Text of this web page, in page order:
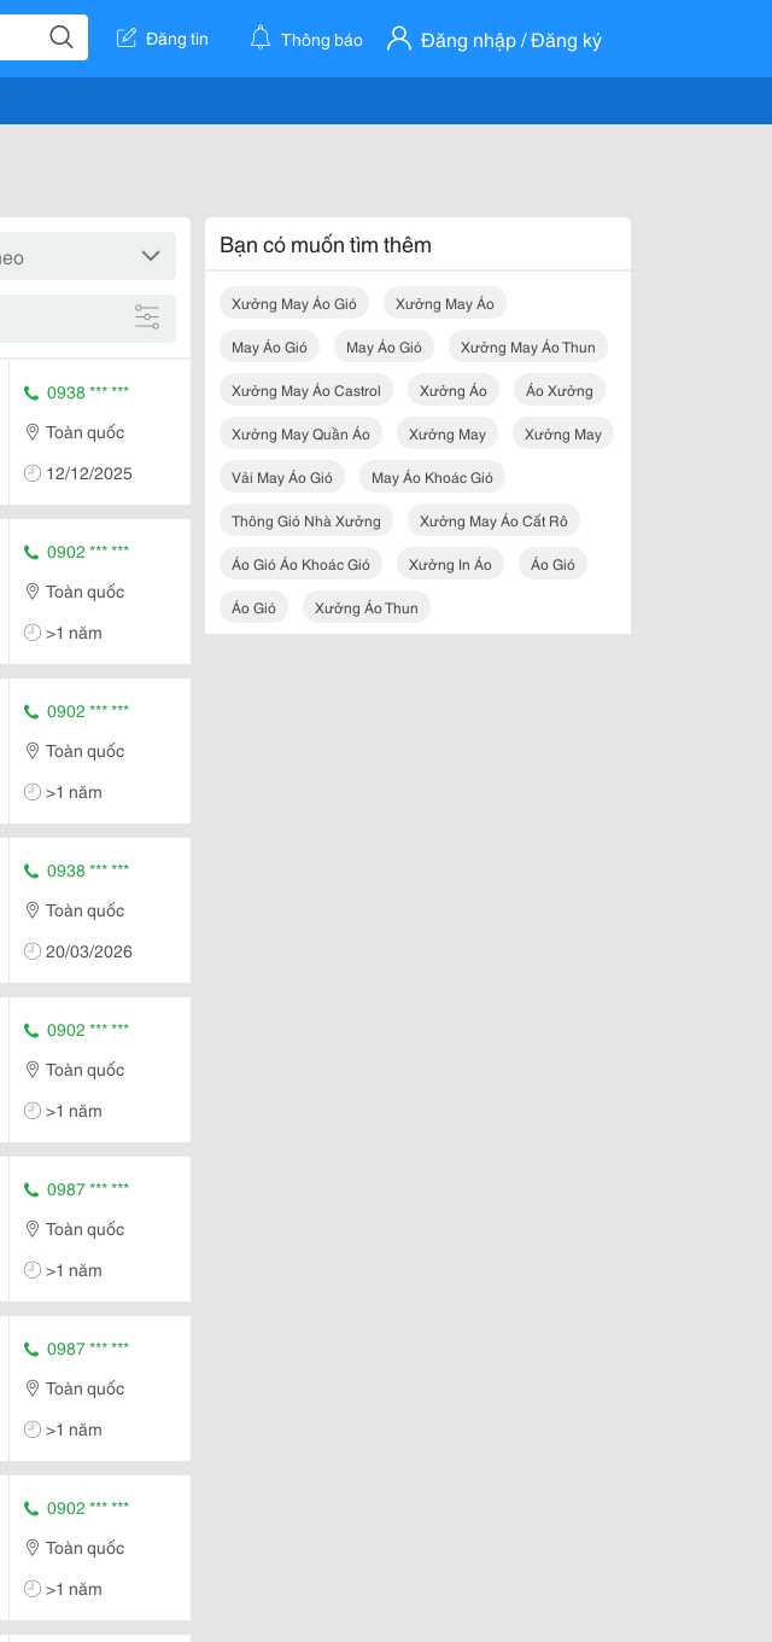
Đăng tin Thông báo Đăng nhập / Đăng ký
0938 *** ***
Toàn quốc
12/12/2025
0902 *** ***
Toàn quốc
>1 năm
0902 *** ***
Toàn quốc
>1 năm
0938 *** ***
Toàn quốc
20/03/2026
0902 *** ***
Toàn quốc
>1 năm
0987 *** ***
Toàn quốc
>1 năm
0987 *** ***
Toàn quốc
>1 năm
0902 *** ***
Toàn quốc
>1 năm
Bạn có muốn tìm thêm
Xưởng May Áo Gió Xưởng May Áo
May Áo Gió May Áo Gió Xưởng May Áo Thun
Xưởng May Áo Castrol Xưởng Áo Áo Xưởng
Xưởng May Quần Áo Xưởng May Xưởng May
Vải May Áo Gió May Áo Khoác Gió
Thông Gió Nhà Xưởng Xưởng May Áo Cất Rô
Áo Gió Áo Khoác Gió Xưởng In Áo Áo Gió
Áo Gió Xưởng Áo Thun